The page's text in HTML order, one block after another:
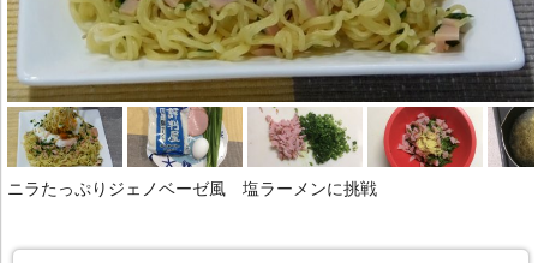
ニラたっぷりジェノベーゼ風 塩ラーメンに挑戦